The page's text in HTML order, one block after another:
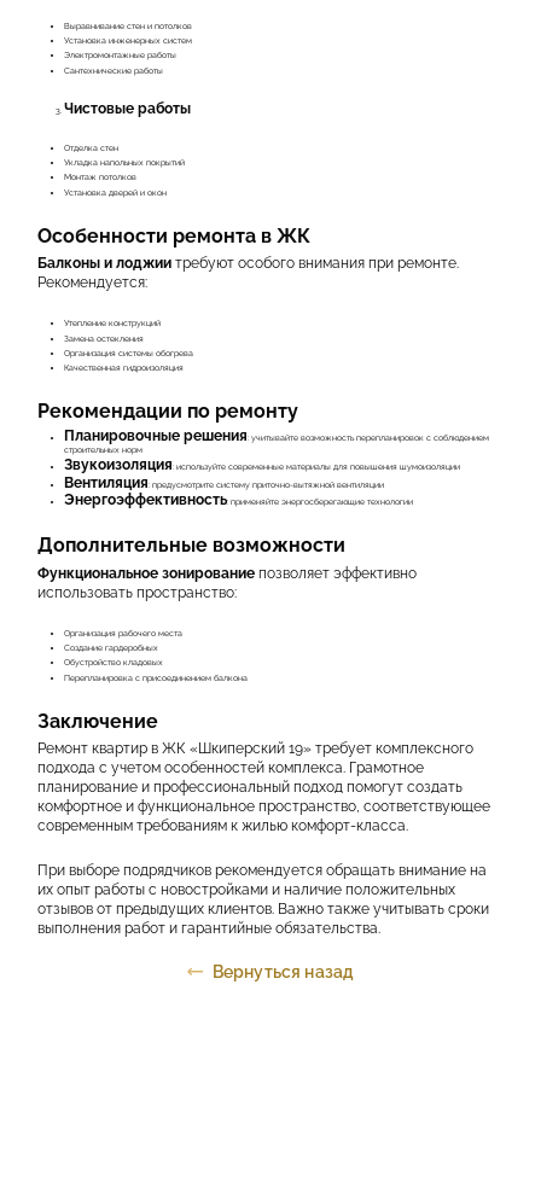
Выравнивание стен и потолков
Установка инженерных систем
Электромонтажные работы
Сантехнические работы
Чистовые работы
Отделка стен
Укладка напольных покрытий
Монтаж потолков
Установка дверей и окон
Особенности ремонта в ЖК
Балконы и лоджиитребуют особого внимания при ремонте.
Рекомендуется:
Утепление конструкций
Замена остекления
Организация системы обогрева
Качественная гидроизоляция
Рекомендации по ремонту
Планировочные решения: учитывайте возможность перепланировок с соблюдением
строительных норм
Звукоизоляция: используйте современные материалы для повышения шумоизоляции
Вентиляция: предусмотрите систему приточно-вытяжной вентиляции
Энергоэффективность: применяйте энергосберегающие технологии
Дополнительные возможности
Функциональное зонированиепозволяет эффективно
использовать пространство:
Организация рабочего места
Создание гардеробных
Обустройство кладовых
Перепланировка с присоединением балкона
Заключение
Ремонт квартир в ЖК «Шкиперский 19» требует комплексного
подхода с учетом особенностей комплекса. Грамотное
планирование и профессиональный подход помогут создать
комфортное и функциональное пространство, соответствующее
современным требованиям к жилью комфорт-класса.
При выборе подрядчиков рекомендуется обращать внимание на
их опыт работы с новостройками и наличие положительных
отзывов от предыдущих клиентов. Важно также учитывать сроки
выполнения работ и гарантийные обязательства.
Вернуться назад